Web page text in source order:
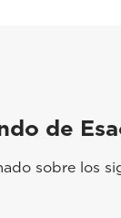
de
sobre los